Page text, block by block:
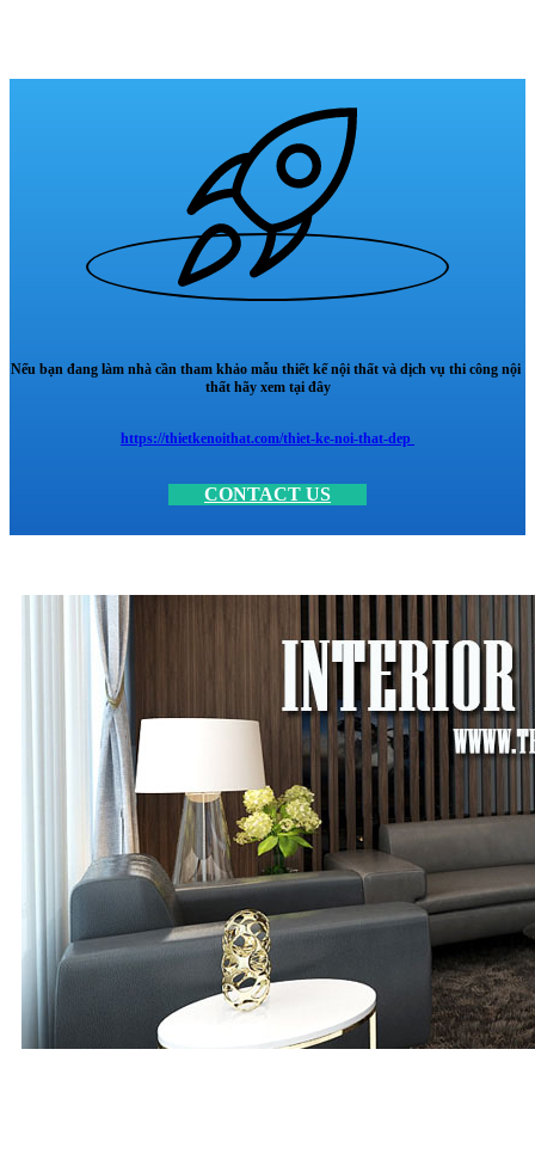
Nếu bạn đang làm nhà cần tham khảo mẫu thiết kế nội thất và dịch vụ thi công nội
thất hãy xem tại đây
https://thietkenoithat.com/thiet-ke-noi-that-dep
CONTACT US